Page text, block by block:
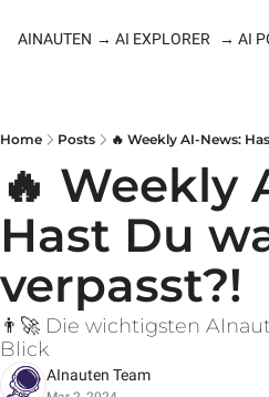
AINAUTEN → AI EXPLORER → AI
Home Posts 🔥 Weekly AI-News:
🔥 Weekly
Hast Du
verpasst?!
👨‍🚀 Die wichtigsten
Blick
AInauten Team